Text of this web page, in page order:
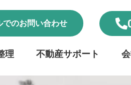
でのお問い合わせ
理 不動産サポート
アクセシビリティ設